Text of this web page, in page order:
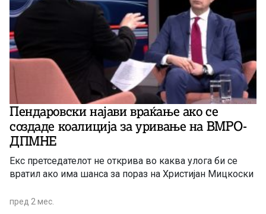
Пендаровски најави враќање ако се
создаде коалиција за уривање на ВМРО-
ДПМНЕ
Екс претседателот не открива во каква улога би се
вратил ако има шанса за пораз на Христијан Мицкоски
пред 2 мес.